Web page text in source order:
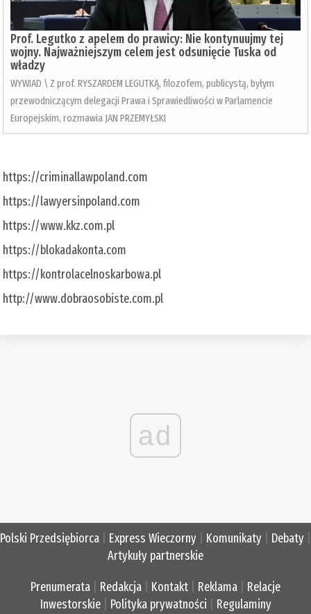
Prof. Legutko z apelem do prawicy: Nie kontynuujmy tej
wojny. Najważniejszym celem jest odsunięcie Tuska od
władzy
WYWIAD \ Z prof. RYSZARDEM LEGUTKĄ, filozofem, publicystą, byłym
przewodniczącym delegacji Prawa i Sprawiedliwości w Parlamencie
Europejskim, rozmawia JAN PRZEMYŁSKI
https://criminallawpoland.com
https://lawyersinpoland.com
https://www.kkz.com.pl
https://blokadakonta.com
https://kontrolacelnoskarbowa.pl
http://www.dobraosobiste.com.pl
ad
Polski Przedsiębiorca Express Wieczorny Komunikaty Debaty
Artykuły partnerskie
Prenumerata Redakcja Kontakt Reklama
Relacje
Inwestorskie| Polityka prywatności Regulaminy